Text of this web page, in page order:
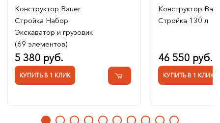
Конструктор Bauer
Стройка Набор
Экскаватор и грузовик
(69 элементов)
5 380 руб.
КУПИТЬ В 1 КЛИК
Конструктор
Стройка 130 л
46 550 руб.
КУПИТЬ В 1 КЛИК